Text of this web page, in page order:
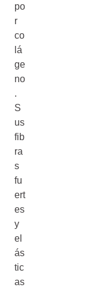
po
r
co
lá
ge
no
.
S
us
fib
ra
s
fu
ert
es
y
el
ás
tic
as